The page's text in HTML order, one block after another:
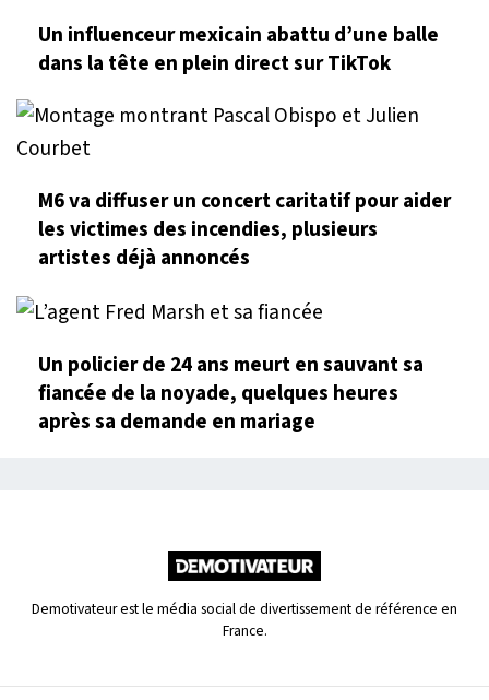
Un influenceur mexicain abattu d’une balle
dans la tête en plein direct sur TikTok
M6 va diffuser un concert caritatif pour aider
les victimes des incendies, plusieurs
artistes déjà annoncés
Un policier de 24 ans meurt en sauvant sa
fiancée de la noyade, quelques heures
après sa demande en mariage
Demotivateur est le média social de divertissement de référence en
France.